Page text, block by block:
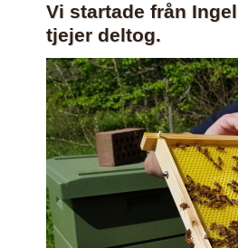
Vi startade från
tjejer deltog.